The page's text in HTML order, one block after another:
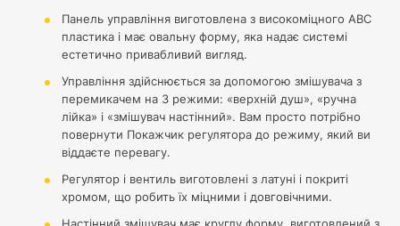
Панель управління виготовлена з високоміцного АВС
пластика і має овальну форму, яка надає системі
естетично привабливий вигляд.
Управління здійснюється за допомогою змішувача з
перемикачем на 3 режими: «верхній душ», «ручна
лійка» і «змішувач настінний». Вам просто потрібно
повернути Покажчик регулятора до режиму, який ви
віддаєте перевагу.
Регулятор і вентиль виготовлені з латуні і покриті
хромом, що робить їх міцними і довговічними.